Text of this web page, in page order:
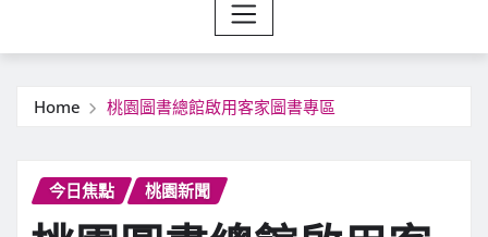
Home 桃園圖書總館啟用客家圖書專區
今日焦點 桃園新聞